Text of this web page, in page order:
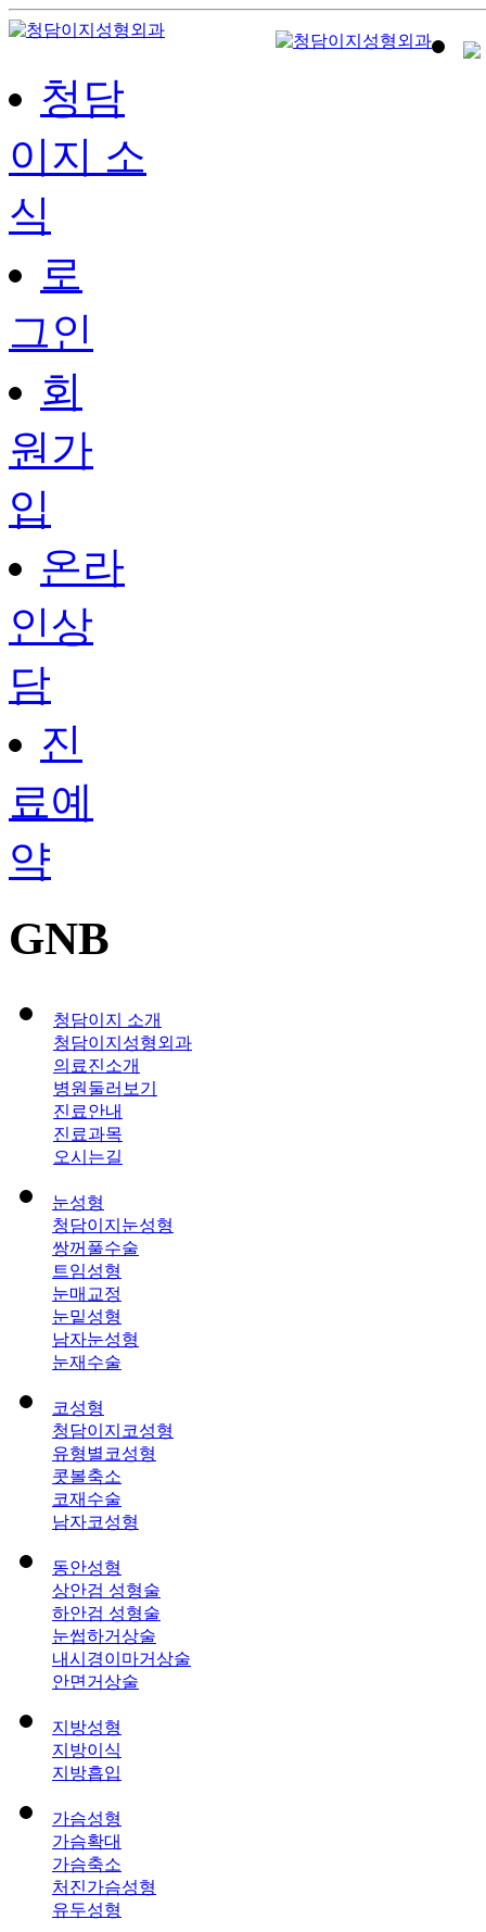
청담
이지 소
식
로
그인
회
원가
입
온라
인상
담
진
료예
약
GNB
청담이지 소개
청담이지성형외과
의료진소개
병원둘러보기
진료안내
진료과목
오시는길
눈성형
청담이지눈성형
쌍꺼풀수술
트임성형
눈매교정
눈밑성형
남자눈성형
눈재수술
코성형
청담이지코성형
유형별코성형
콧볼축소
코재수술
남자코성형
동안성형
상안검 성형술
하안검 성형술
눈썹하거상술
내시경이마거상술
안면거상술
지방성형
지방이식
지방흡입
가슴성형
가슴확대
가슴축소
처진가슴성형
유두성형